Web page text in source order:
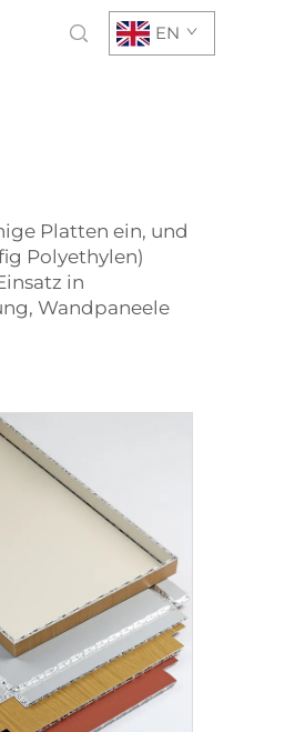
EN
Platten ein, und
Polyethylen)
in
Wandpaneele